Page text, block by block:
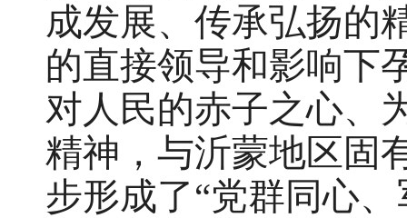
成发展、传承弘扬的
的直接领导和影响下
对人民的赤子之心、
精神，与沂蒙地区固
步形成了“党群同心